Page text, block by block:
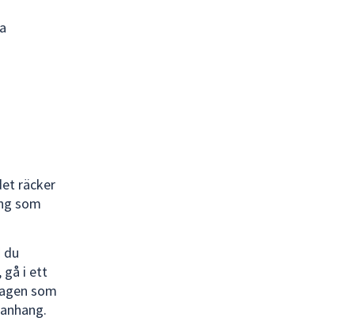
räcker
som
du
gå i ett
som